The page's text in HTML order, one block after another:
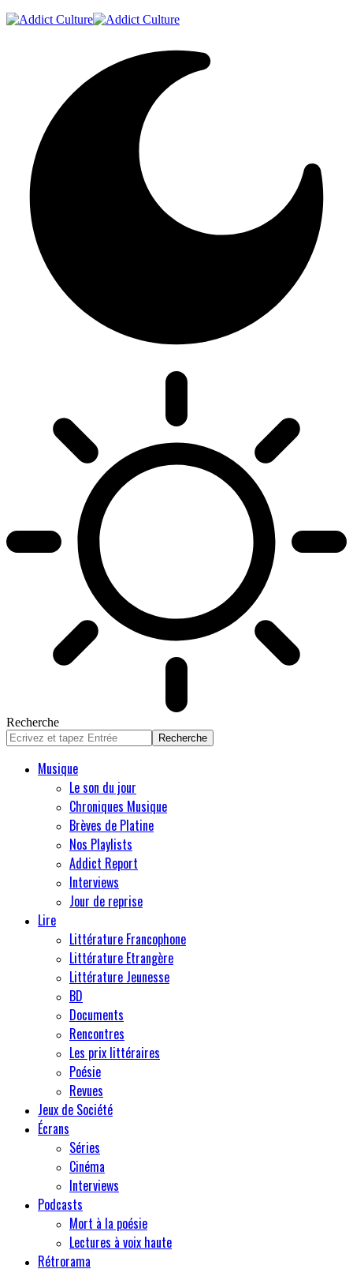
Recherche
Musique
Le son du jour
Chroniques Musique
Brèves de Platine
Nos Playlists
Addict Report
Interviews
Jour de reprise
Lire
Littérature Francophone
Littérature Etrangère
Littérature Jeunesse
BD
Documents
Rencontres
Les prix littéraires
Poésie
Revues
Jeux de Société
Écrans
Séries
Cinéma
Interviews
Podcasts
Mort à la poésie
Lectures à voix haute
Rétrorama